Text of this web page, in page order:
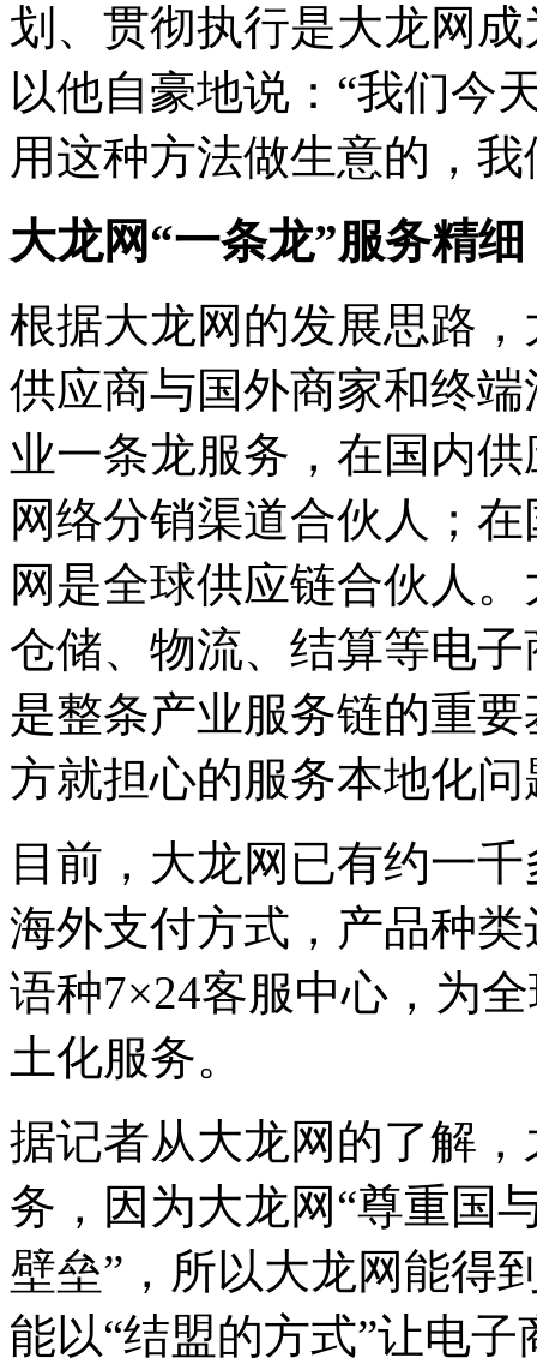
划、贯彻执行是大龙网
以他自豪地说：“我们今
用这种方法做生意的，
大龙网“一条龙”服务精细
根据大龙网的发展思路
供应商与国外商家和终
业一条龙服务，在国内
网络分销渠道合伙人；
网是全球供应链合伙人
仓储、物流、结算等电
是整条产业服务链的重
方就担心的服务本地化问
目前，大龙网已有约一
海外支付方式，产品种
语种7×24客服中心，为
土化服务。
据记者从大龙网的了解
务，因为大龙网“尊重国
壁垒”，所以大龙网能得
能以“结盟的方式”让电